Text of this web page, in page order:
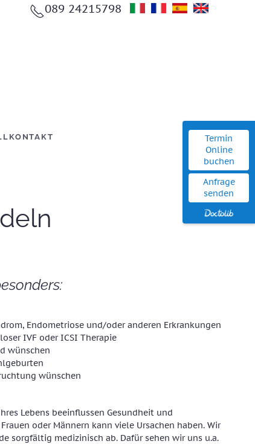
089 24215798
KONTAKT
Termin
Online
buchen
Anfrage
senden
Endometriose und/oder anderen Erkrankungen
IVF oder ICSI Therapie
wünschen
wünschen
Lebens beeinflussen Gesundheit und
oder Männern kann viele Ursachen haben. Wir
sorgfältig medizinisch ab. Dafür sehen wir uns u.a.